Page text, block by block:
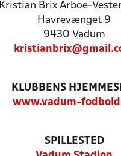
Kristian Brix Arboe-
Havrevænget 9
9430 Vadum
KLUBBENS
www.vadum-
SPILLESTED